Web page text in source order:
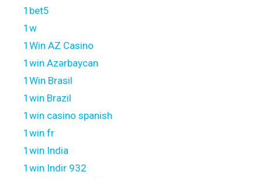
1bet5
1w
1Win AZ Casino
1win Azərbaycan
1Win Brasil
1win Brazil
1win casino spanish
1win fr
1win India
1win Indir 932